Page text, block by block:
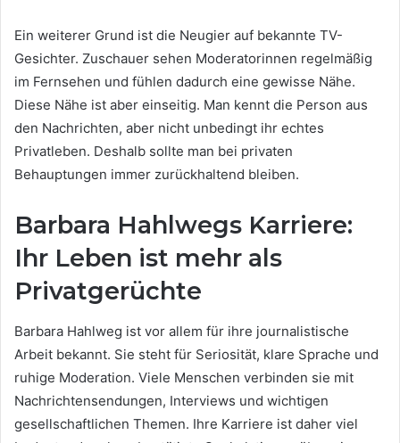
Ein weiterer Grund ist die Neugier auf bekannte TV-
Gesichter. Zuschauer sehen Moderatorinnen regelmäßig
im Fernsehen und fühlen dadurch eine gewisse Nähe.
Diese Nähe ist aber einseitig. Man kennt die Person aus
den Nachrichten, aber nicht unbedingt ihr echtes
Privatleben. Deshalb sollte man bei privaten
Behauptungen immer zurückhaltend bleiben.
Barbara Hahlwegs Karriere:
Ihr Leben ist mehr als
Privatgerüchte
Barbara Hahlweg ist vor allem für ihre journalistische
Arbeit bekannt. Sie steht für Seriosität, klare Sprache und
ruhige Moderation. Viele Menschen verbinden sie mit
Nachrichtensendungen, Interviews und wichtigen
gesellschaftlichen Themen. Ihre Karriere ist daher viel